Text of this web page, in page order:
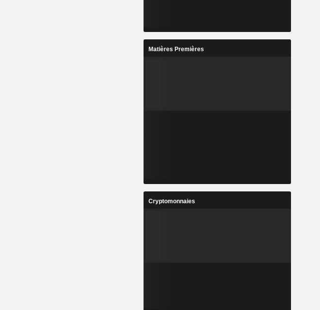
Matières Premières
Cryptomonnaies